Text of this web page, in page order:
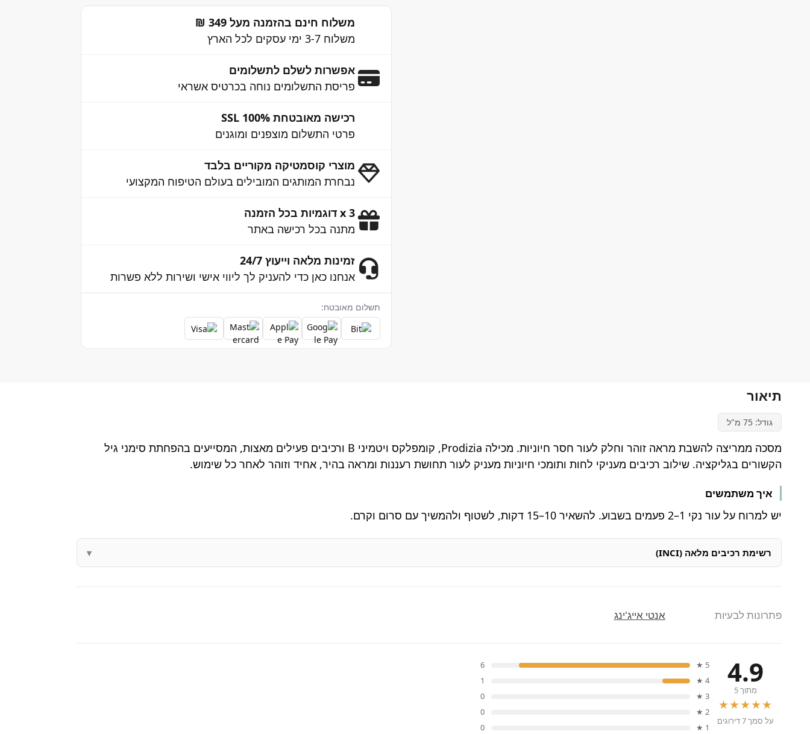
משלוח חינם בהזמנה מעל 349 ₪
משלוח 3-7 ימי עסקים לכל הארץ
אפשרות לשלם לתשלומים
פריסת התשלומים נוחה בכרטיס אשראי
רכישה מאובטחת 100% SSL
פרטי התשלום מוצפנים ומוגנים
מוצרי קוסמטיקה מקוריים בלבד
נבחרת המותגים המובילים בעולם הטיפוח המקצועי
3 x דוגמיות בכל הזמנה
מתנה בכל רכישה באתר
זמינות מלאה וייעוץ 24/7
אנחנו כאן כדי להעניק לך ליווי אישי ושירות ללא פשרות
תשלום מאובטח:
תיאור
גודל: 75 מ"ל
מסכה ממריצה להשבת מראה זוהר וחלק לעור חסר חיוניות. מכילה Prodizia, קומפלקס ויטמיני B ורכיבים פעילים מאצות, המסייעים בהפחתת סימני גיל
הקשורים בגליקציה. שילוב רכיבים מעניקי לחות ותומכי חיוניות מעניק לעור תחושת רעננות ומראה בהיר, אחיד וזוהר לאחר כל שימוש.
איך משתמשים
יש למרוח על עור נקי 1–2 פעמים בשבוע. להשאיר 10–15 דקות, לשטוף ולהמשיך עם סרום וקרם.
רשימת רכיבים מלאה (INCI)
פתרונות לבעיות אנטי אייג'ינג
4.9
מתוך 5
★★★★★
על סמך 7 דירוגים
5 ★
6
4 ★
1
3 ★
0
2 ★
0
1 ★
0